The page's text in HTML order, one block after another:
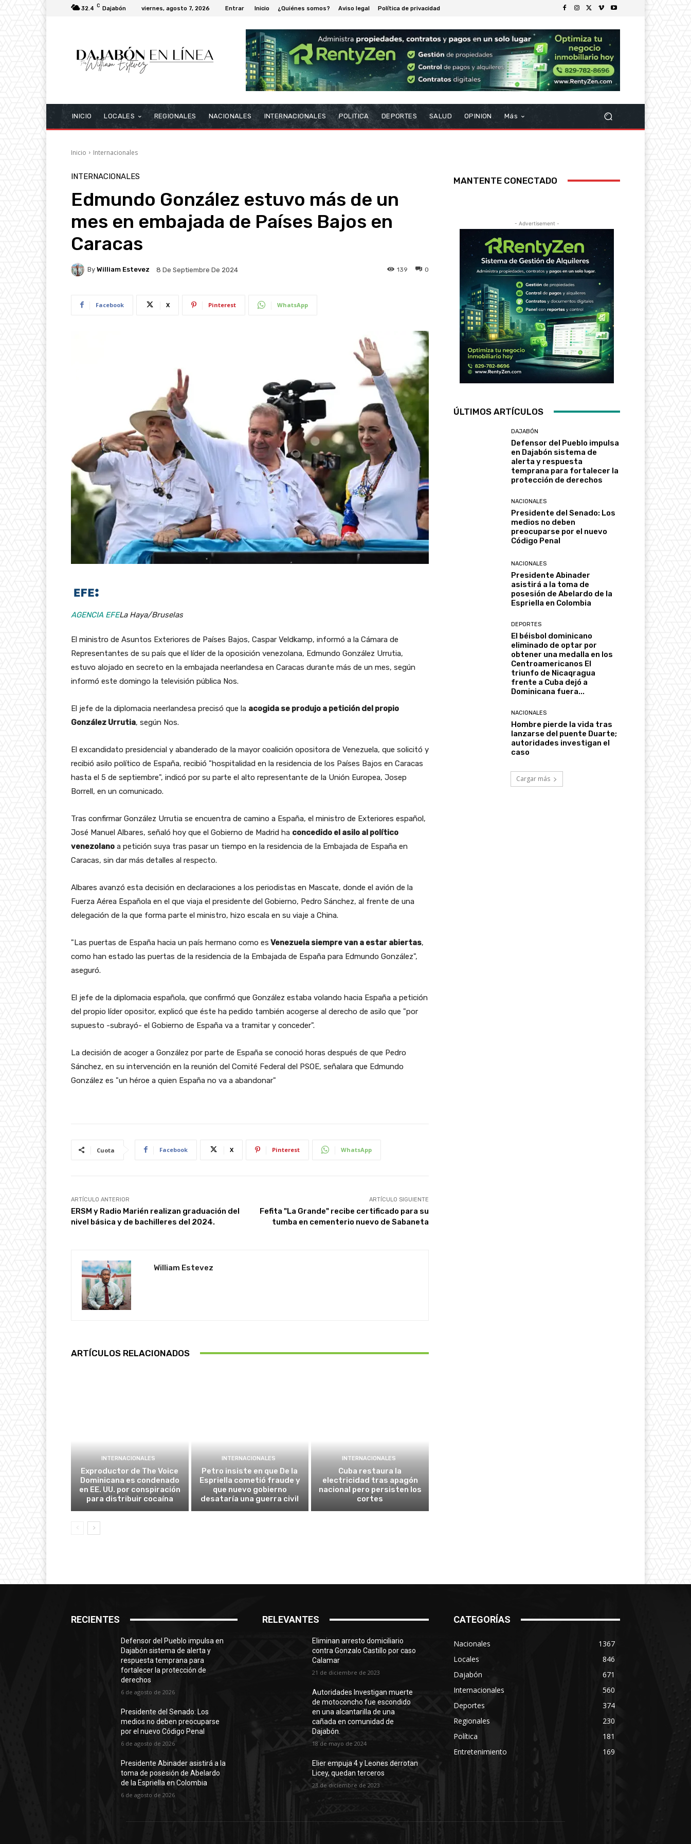
32.4 C Dajabón viernes, agosto 7, 2026 Entrar Inicio ¿Quiénes somos? Aviso legal Política de privacidad
INICIO LOCALES REGIONALES NACIONALES INTERNACIONALES POLITICA DEPORTES SALUD OPINION Más
Inicio Internacionales
INTERNACIONALES
Edmundo González estuvo más de un
mes en embajada de Países Bajos en
Caracas
By William Estevez 8 De Septiembre De 2024 0
139
Facebook X Pinterest WhatsApp
AGENCIA EFELa Haya/Bruselas
El ministro de Asuntos Exteriores de Países Bajos, Caspar Veldkamp, informó a la Cámara de
Representantes de su país que el líder de la oposición venezolana, Edmundo González Urrutia,
estuvo alojado en secreto en la embajada neerlandesa en Caracas durante más de un mes, según
informó este domingo la televisión pública Nos.
El jefe de la diplomacia neerlandesa precisó que la acogida se produjo a petición del propio
González Urrutia, según Nos.
El excandidato presidencial y abanderado de la mayor coalición opositora de Venezuela, que solicitó y
recibió asilo político de España, recibió "hospitalidad en la residencia de los Países Bajos en Caracas
hasta el 5 de septiembre", indicó por su parte el alto representante de la Unión Europea, Josep
Borrell, en un comunicado.
Tras confirmar González Urrutia se encuentra de camino a España, el ministro de Exteriores español,
José Manuel Albares, señaló hoy que el Gobierno de Madrid ha concedido el asilo al político
venezolano a petición suya tras pasar un tiempo en la residencia de la Embajada de España en
Caracas, sin dar más detalles al respecto.
Albares avanzó esta decisión en declaraciones a los periodistas en Mascate, donde el avión de la
Fuerza Aérea Española en el que viaja el presidente del Gobierno, Pedro Sánchez, al frente de una
delegación de la que forma parte el ministro, hizo escala en su viaje a China.
"Las puertas de España hacia un país hermano como es Venezuela siempre van a estar abiertas,
como han estado las puertas de la residencia de la Embajada de España para Edmundo González",
aseguró.
El jefe de la diplomacia española, que confirmó que González estaba volando hacia España a petición
del propio líder opositor, explicó que éste ha pedido también acogerse al derecho de asilo que "por
supuesto -subrayó- el Gobierno de España va a tramitar y conceder".
La decisión de acoger a González por parte de España se conoció horas después de que Pedro
Sánchez, en su intervención en la reunión del Comité Federal del PSOE, señalara que Edmundo
González es "un héroe a quien España no va a abandonar"
Cuota Facebook X Pinterest WhatsApp
ARTÍCULO ANTERIOR
ERSM y Radio Marién realizan graduación del
nivel básica y de bachilleres del 2024.
ARTÍCULO SIGUIENTE
Fefita "La Grande" recibe certificado para su
tumba en cementerio nuevo de Sabaneta
William Estevez
ARTÍCULOS RELACIONADOS
INTERNACIONALES
Exproductor de The Voice
Dominicana es condenado
en EE. UU. por conspiración
para distribuir cocaína
INTERNACIONALES
Petro insiste en que De la
Espriella cometió fraude y
que nuevo gobierno
desataría una guerra civil
INTERNACIONALES
Cuba restaura la
electricidad tras apagón
nacional pero persisten los
cortes
MANTENTE CONECTADO
- Advertisement -
ÚLTIMOS ARTÍCULOS
DAJABÓN
Defensor del Pueblo impulsa
en Dajabón sistema de
alerta y respuesta
temprana para fortalecer la
protección de derechos
NACIONALES
Presidente del Senado: Los
medios no deben
preocuparse por el nuevo
Código Penal
NACIONALES
Presidente Abinader
asistirá a la toma de
posesión de Abelardo de la
Espriella en Colombia
DEPORTES
El béisbol dominicano
eliminado de optar por
obtener una medalla en los
Centroamericanos El
triunfo de Nicaqragua
frente a Cuba dejó a
Dominicana fuera...
NACIONALES
Hombre pierde la vida tras
lanzarse del puente Duarte;
autoridades investigan el
caso
Cargar más
RECIENTES
Defensor del Pueblo impulsa en
Dajabón sistema de alerta y
respuesta temprana para
fortalecer la protección de
derechos
6 de agosto de 2026
Presidente del Senado: Los
medios no deben preocuparse
por el nuevo Código Penal
6 de agosto de 2026
Presidente Abinader asistirá a la
toma de posesión de Abelardo
de la Espriella en Colombia
6 de agosto de 2026
RELEVANTES
Eliminan arresto domiciliario
contra Gonzalo Castillo por caso
Calamar
21 de diciembre de 2023
Autoridades Investigan muerte
de motoconcho fue escondido
en una alcantarilla de una
cañada en comunidad de
Dajabón.
18 de mayo de 2024
Elier empuja 4 y Leones derrotan
Licey, quedan terceros
23 de diciembre de 2023
CATEGORÍAS
Nacionales
1367
Locales
846
Dajabón
671
Internacionales
560
Deportes
374
Regionales
230
Política
181
Entretenimiento
169